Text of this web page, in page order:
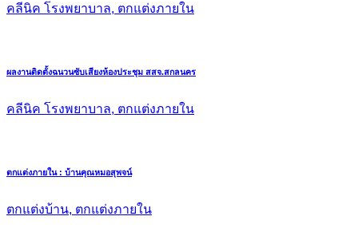
คลีนิค โรงพยาบาล, ตกแต่งภายใน
ผลงานติดตั้งฉนวนซับเสียงห้องประชุม สสจ.สกลนคร
คลีนิค โรงพยาบาล, ตกแต่งภายใน
ตกแต่งภายใน : บ้านคุณหมอสุพจน์
ตกแต่งบ้าน, ตกแต่งภายใน